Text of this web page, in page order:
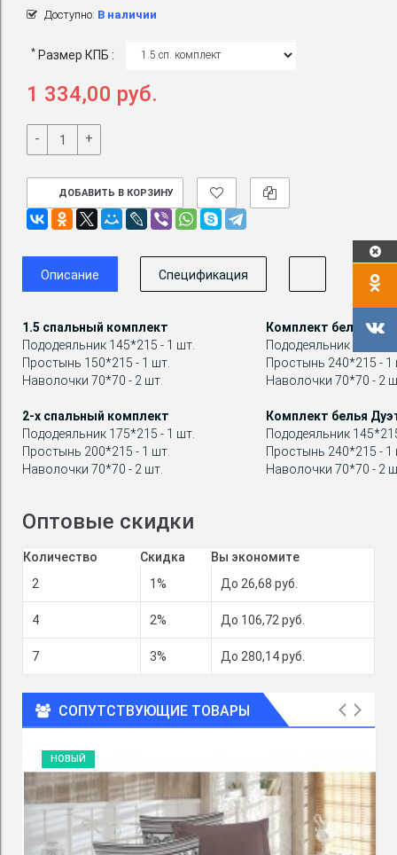
Доступно: В наличии
* Размер КПБ :
1 334,00 руб.
- +
ДОБАВИТЬ В КОРЗИНУ
Описание Спецификация
1.5 спальный комплект
Комплект белья
Пододеяльник 145*215 - 1 шт.
Простынь 150*215 - 1 шт.
Наволочки 70*70 - 2 шт.
Пододеяльник
Простынь 240*215 - 1
Наволочки 70*70 - 2
2-х спальный комплект
Комплект белья
Пододеяльник 175*215 - 1 шт.
Простынь 200*215 - 1 шт.
Наволочки 70*70 - 2 шт.
Пододеяльник
Простынь 240*215 - 1
Наволочки 70*70 - 2
Оптовые скидки
Количество Скидка
Вы экономите
2
1% До 26,68 руб.
4 2% До 106,72 руб.
7 3% До 280,14 руб.
СОПУТСТВУЮЩИЕ ТОВАРЫ
НОВЫЙ